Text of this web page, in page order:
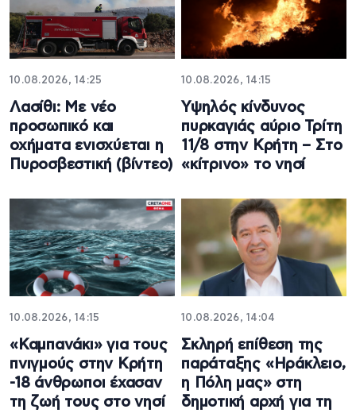
10.08.2026, 14:25
Λασίθι: Με νέο
προσωπικό και
οχήματα ενισχύεται η
Πυροσβεστική (βίντεο)
10.08.2026, 14:15
Υψηλός κίνδυνος
πυρκαγιάς αύριο Τρίτη
11/8 στην Κρήτη – Στο
«κίτρινο» το νησί
10.08.2026, 14:15
«Καμπανάκι» για τους
πνιγμούς στην Κρήτη
-18 άνθρωποι έχασαν
τη ζωή τους στο νησί
10.08.2026, 14:04
Σκληρή επίθεση της
παράταξης «Ηράκλειο,
η Πόλη μας» στη
δημοτική αρχή για τη